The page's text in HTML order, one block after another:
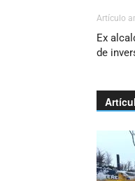
Artículo
Ex
de